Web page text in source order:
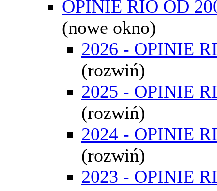
OPINIE RIO OD
(nowe okno)
2026 - OPINIE
(rozwiń)
2025 - OPINIE
(rozwiń)
2024 - OPINIE
(rozwiń)
2023 - OPINIE